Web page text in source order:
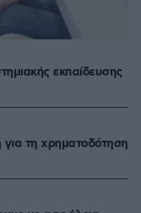
εκπαίδευσης
τη χρηματοδότηση